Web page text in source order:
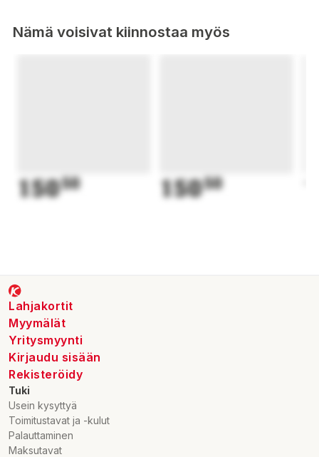
Nämä voisivat kiinnostaa myös
15050 15050
Lahjakortit
Myymälät
Yritysmyynti
Kirjaudu sisään
Rekisteröidy
Tuki
Usein kysyttyä
Toimitustavat ja -kulut
Palauttaminen
Maksutavat